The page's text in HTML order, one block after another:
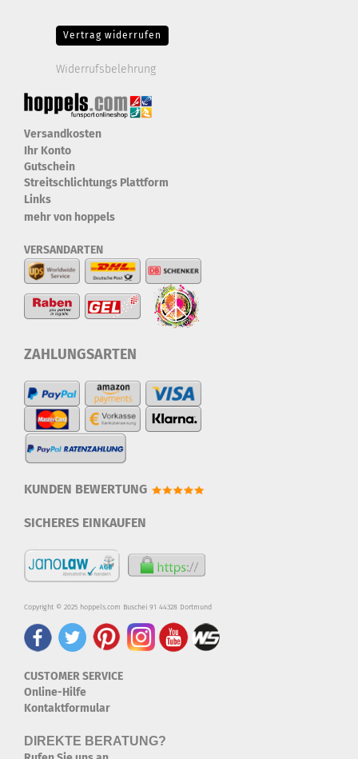
Vertrag widerrufen
Widerrufsbelehrung
Versandkosten
Ihr Konto
Gutschein
Streitschlichtungs Plattform
Links
mehr von hoppels
VERSANDARTEN
ZAHLUNGSARTEN
KUNDEN BEWERTUNG
SICHERES EINKAUFEN
Copyright © 2025 hoppels.com Buschei 91 44328 Dortmund
CUSTOMER SERVICE
Online-Hilfe
Kontaktformular
DIREKTE BERATUNG?